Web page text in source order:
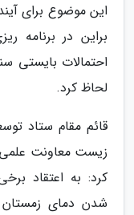
این موضوع برای
براین در برنامه
احتمالات بایستی
لحاظ کرد.
قائم مقام ستاد
زیست معاونت
کرد: به اعتقاد
شدن دمای زمستان